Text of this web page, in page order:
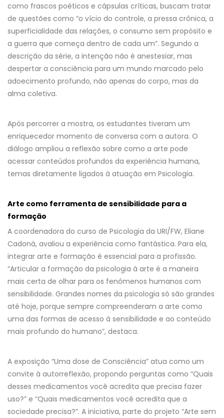
como frascos poéticos e cápsulas críticas, buscam tratar
de questões como “o vício do controle, a pressa crônica, a
superficialidade das relações, o consumo sem propósito e
a guerra que começa dentro de cada um”. Segundo a
descrição da série, a intenção não é anestesiar, mas
despertar a consciência para um mundo marcado pelo
adoecimento profundo, não apenas do corpo, mas da
alma coletiva.
Após percorrer a mostra, os estudantes tiveram um
enriquecedor momento de conversa com a autora. O
diálogo ampliou a reflexão sobre como a arte pode
acessar conteúdos profundos da experiência humana,
temas diretamente ligados à atuação em Psicologia.
Arte como ferramenta de sensibilidade para a
formação
A coordenadora do curso de Psicologia da URI/FW, Eliane
Cadoná, avaliou a experiência como fantástica. Para ela,
integrar arte e formação é essencial para a profissão.
“Articular a formação da psicologia à arte é a maneira
mais certa de olhar para os fenômenos humanos com
sensibilidade. Grandes nomes da psicologia só são grandes
até hoje, porque sempre compreenderam a arte como
uma das formas de acesso à sensibilidade e ao conteúdo
mais profundo do humano”, destaca.
A exposição “Uma dose de Consciência” atua como um
convite à autorreflexão, propondo perguntas como “Quais
desses medicamentos você acredita que precisa fazer
uso?” e “Quais medicamentos você acredita que a
sociedade precisa?”. A iniciativa, parte do projeto “Arte sem